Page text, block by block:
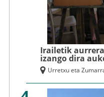
Irailetik
izango dira
Urretxu eta